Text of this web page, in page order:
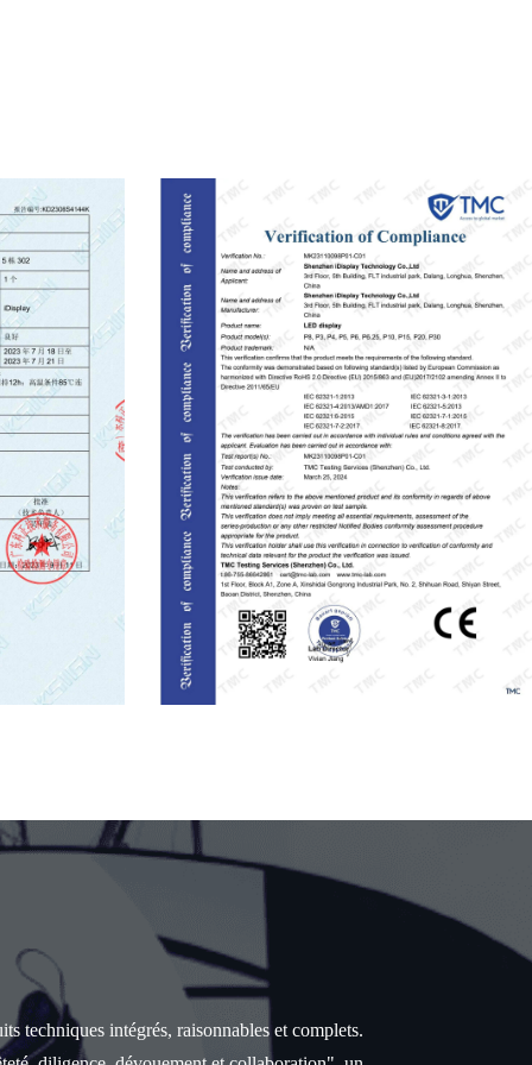
techniques intégrés, raisonnables et complets.